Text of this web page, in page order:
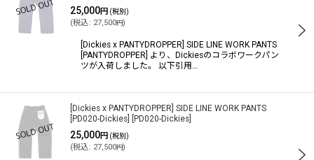
並び順
絞り込む
25,000円 (税別)
(税込: 27,500円)
[Dickies x PANTYDROPPER] SIDE LINE WORK PANTS
[PANTYDROPPER] より、Dickiesのコラボワークパン
ツが入荷しました。 以下引用…
[Dickies x PANTYDROPPER] SIDE LINE WORK PANTS
[PD020-Dickies]
PD020-Dickies
25,000円 (税別)
(税込: 27,500円)